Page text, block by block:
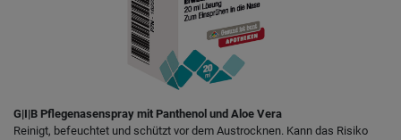
G|I|B Pflegenasenspray mit Panthenol und Aloe Vera
Reinigt, befeuchtet und schützt vor dem Austrocknen. Kann das Risiko